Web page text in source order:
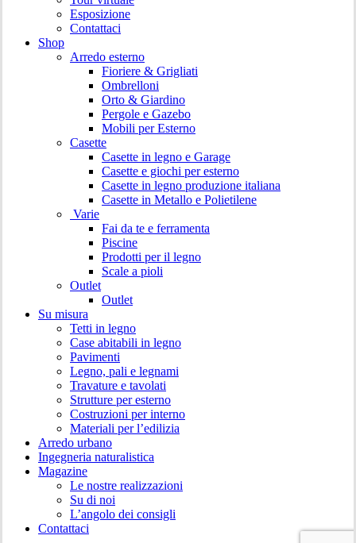
Esposizione
Contattaci
Shop
Arredo esterno
Fioriere & Grigliati
Ombrelloni
Orto & Giardino
Pergole e Gazebo
Mobili per Esterno
Casette
Casette in legno e Garage
Casette e giochi per esterno
Casette in legno produzione italiana
Casette in Metallo e Polietilene
Varie
Fai da te e ferramenta
Piscine
Prodotti per il legno
Scale a pioli
Outlet
Outlet
Su misura
Tetti in legno
Case abitabili in legno
Pavimenti
Legno, pali e legnami
Travature e tavolati
Strutture per esterno
Costruzioni per interno
Materiali per l’edilizia
Arredo urbano
Ingegneria naturalistica
Magazine
Le nostre realizzazioni
Su di noi
L’angolo dei consigli
Contattaci